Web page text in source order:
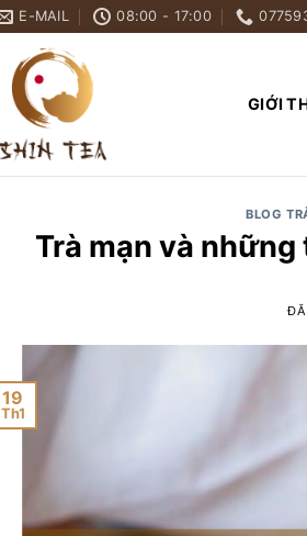
E-MAIL 08:00 - 17:00
GIỚI
BLOG
Trà mạn và
19
Th1